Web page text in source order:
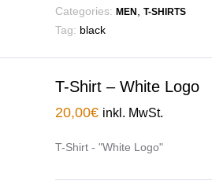
Categories: MEN T-SHIRTS
Tag: black
T-Shirt – White Logo
20,00€ inkl. MwSt.
T-Shirt - "White Logo"